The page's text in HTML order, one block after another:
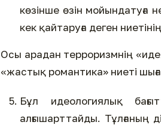
көзінше өзін мойындатуға
кек қайтаруға деген
Осы арадан терроризмнің
«жастық романтика» ниеті
Бұл идеологиялық
алғышарттайды. Тұлғаның